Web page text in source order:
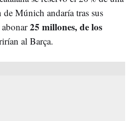
Múnich andaría tras sus
25 millones, de los
al Barça.